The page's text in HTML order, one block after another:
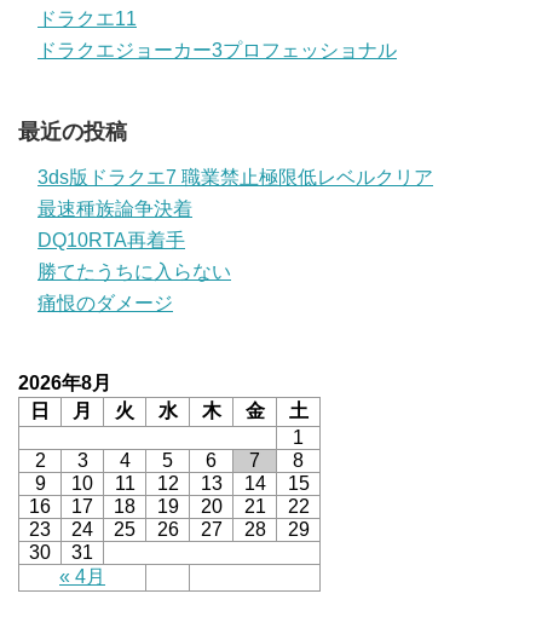
ドラクエ11
ドラクエジョーカー3プロフェッショナル
最近の投稿
3ds版ドラクエ7 職業禁止極限低レベルクリア
最速種族論争決着
DQ10RTA再着手
勝てたうちに入らない
痛恨のダメージ
2026年8月
日
月 火 水 木 金 土
« 4月
1
2
3 4 5 6 7
8
9
10 11 12 13 14
15
16
17 18 19 20 21
22
23
24 25 26 27 28
29
30
31